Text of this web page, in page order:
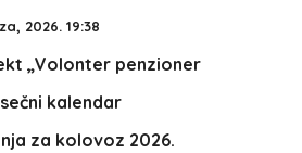
2026. 19:38
„Volonter penzioner
kalendar
za kolovoz 2026.